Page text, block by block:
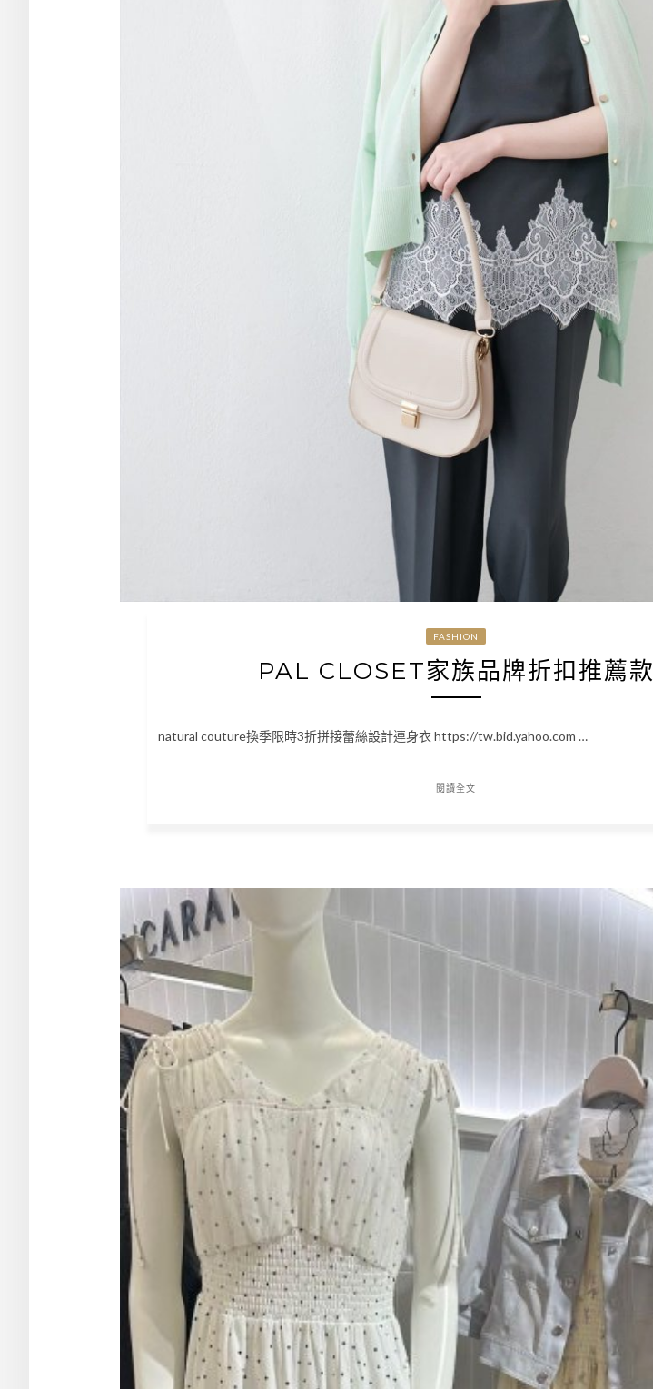
FASHION
PAL CLOSET家族品牌折扣推薦款
natural couture換季限時3折拼接蕾絲設計連身衣 https://tw.bid.yahoo.com …
閱讀全文